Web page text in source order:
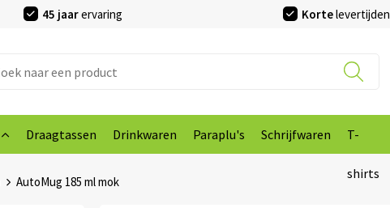
45 jaarervaring Kortelevertijden
Draagtassen Drinkwaren Paraplu's Schrijfwaren T-
shirts
AutoMug 185 ml mok